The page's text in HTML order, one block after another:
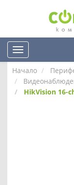
Начало
HikVision 16-